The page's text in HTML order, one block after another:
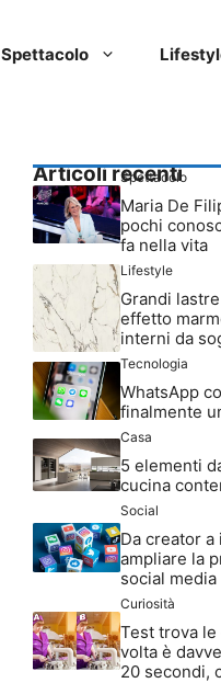
Spettacolo
Articoli recenti
Spettacolo
Maria De
pochi
fa nella vita
Lifestyle
Grandi
effetto
interni da
Tecnologia
WhatsApp
finalmente
Casa
5 elementi
cucina
Social
Da creator
ampliare la
social media
Curiosità
Test trova
volta è
20 secondi,